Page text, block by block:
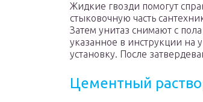
Жидкие гвозди помогут
стыковочную часть
Затем унитаз снимают с
указанное в инструкции на
установку. После
Цементный